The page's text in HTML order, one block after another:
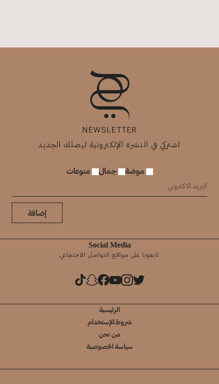
NEWSLETTER
اشتركي في النشرة الإلكترونية ليصلك الجديد
موضة جمال منوعات
إضافة
Social Media
تابعونا على مواقع التواصل الاجتماعي
الرئيسية
شروط الإستخدام
من نحن
سياسة الخصوصية